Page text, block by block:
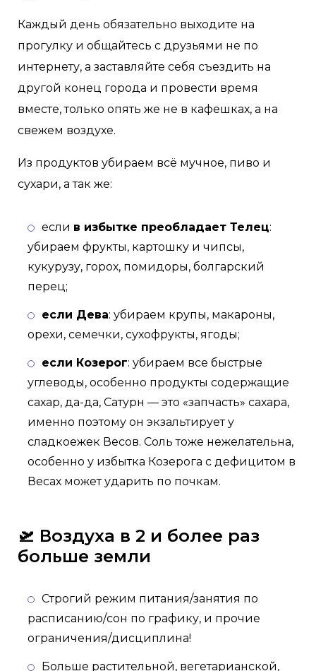
Каждый день обязательно выходите на
прогулку и общайтесь с друзьями не по
интернету, а заставляйте себя съездить на
другой конец города и провести время
вместе, только опять же не в кафешках, а на
свежем воздухе.
Из продуктов убираем всё мучное, пиво и
сухари, а так же:
если в избытке преобладает Телец:
убираем фрукты, картошку и чипсы,
кукурузу, горох, помидоры, болгарский
перец;
если Дева: убираем крупы, макароны,
орехи, семечки, сухофрукты, ягоды;
если Козерог: убираем все быстрые
углеводы, особенно продукты содержащие
сахар, да-да, Сатурн — это «запчасть» сахара,
именно поэтому он экзальтирует у
сладкоежек Весов. Соль тоже нежелательна,
особенно у избытка Козерога с дефицитом в
Весах может ударить по почкам.
🛫 Воздуха в 2 и более раз
больше земли
Строгий режим питания/занятия по
расписанию/сон по графику, и прочие
ограничения/дисциплина!
Больше растительной, вегетарианской,